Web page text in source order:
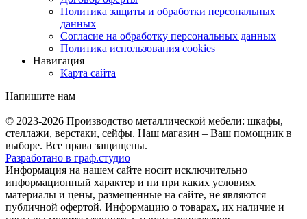
Политика защиты и обработки персональных
данных
Согласие на обработку персональных данных
Политика использования cookies
Навигация
Карта сайта
Напишите нам
© 2023-2026 Производство металлической мебели: шкафы,
стеллажи, верстаки, сейфы. Наш магазин – Ваш помощник в
выборе. Все права защищены.
Разработано в граф.студио
Информация на нашем сайте носит исключительно
информационный характер и ни при каких условиях
материалы и цены, размещенные на сайте, не являются
публичной офертой. Информацию о товарах, их наличие и